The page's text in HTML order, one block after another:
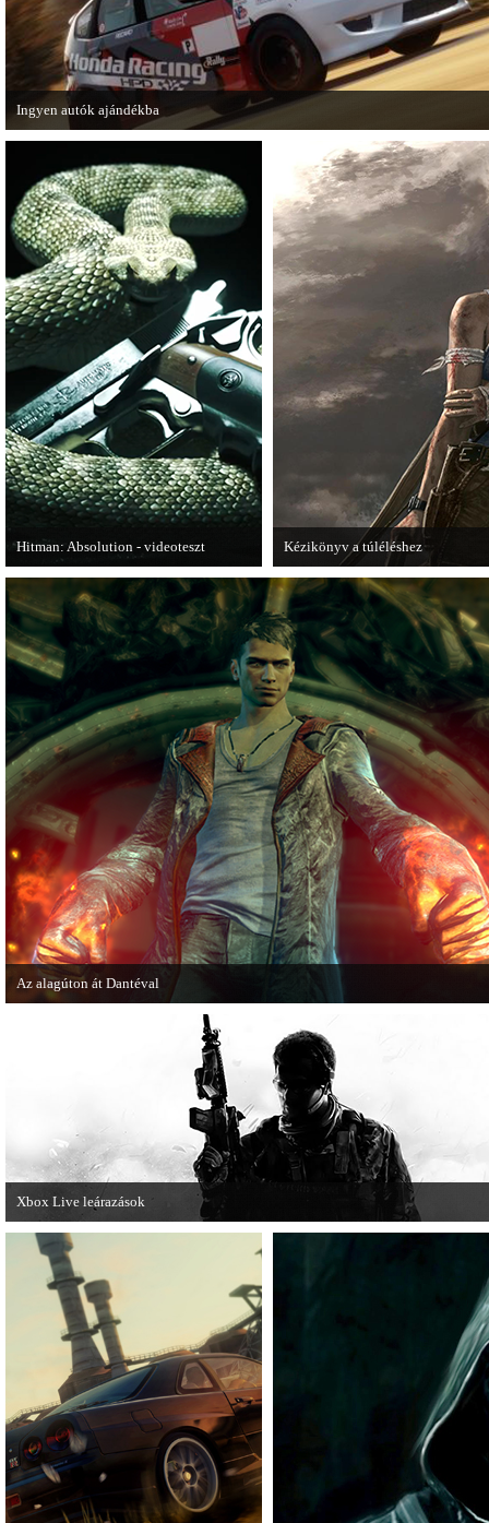
Ingyen autók ajándékba
A Forza Horizon készítői ingyenesen letölthető autókkal kedveskednek a
számára.
Hitman: Absolution - videoteszt
A PC Gurutól Bate és Chris mutatják be
a legújabb Hitmant.
Kézikönyv a túléléshez
A Tomb Raider sem ússza meg a
Az alagúton át Dantéval
A Devil May Cry újragondolás új játékmenet-videóval jelentkezik.
Xbox Live leárazások
December 18-án az Xbox Live rendszerében is elkezdődnek a karácsonyi
akciózások.